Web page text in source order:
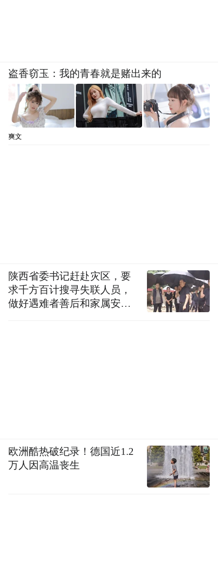
盗香窃玉：我的青春就是赌出来的
爽文
陕西省委书记赶赴灾区，要
求千方百计搜寻失联人员，
做好遇难者善后和家属安抚
欧洲酷热破纪录！德国近1.2
万人因高温丧生